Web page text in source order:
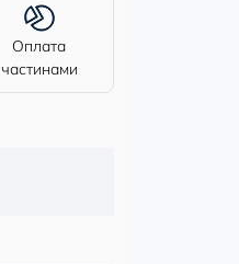
Оплата
частинами